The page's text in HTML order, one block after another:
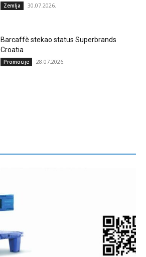
Zemlja 30.07.2026.
Barcaffè stekao status Superbrands
Croatia
Promocije 28.07.2026.